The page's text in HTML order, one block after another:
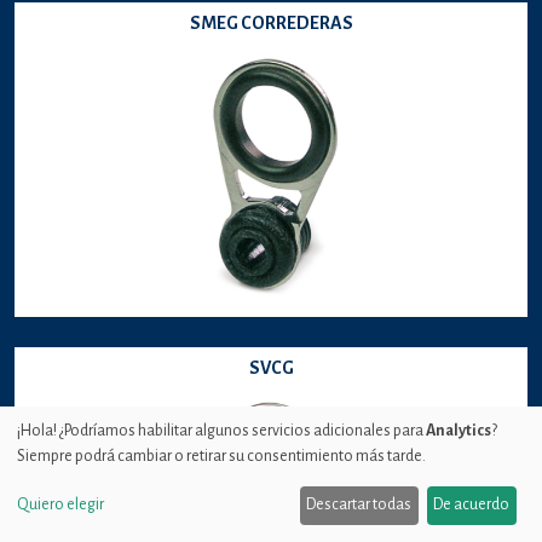
SMEG CORREDERAS
SVCG
¡Hola! ¿Podríamos habilitar algunos servicios adicionales paraAnalytics?
Siempre podrá cambiar o retirar su consentimiento más tarde.
Quiero elegir Descartar todas De acuerdo